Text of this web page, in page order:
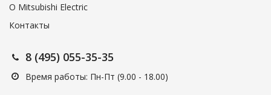
О Mitsubishi Electric
Контакты
8 (495) 055-35-35
Время работы: Пн-Пт (9.00 - 18.00)